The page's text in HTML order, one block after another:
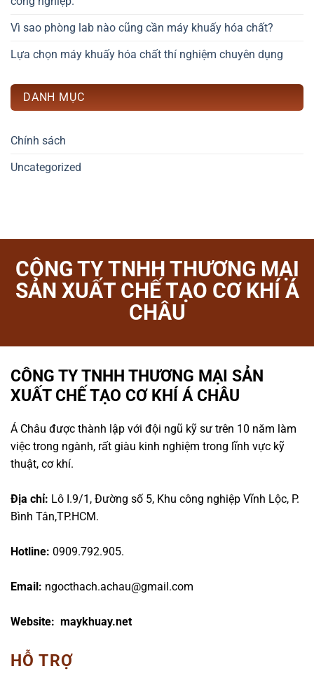
Vì sao phòng lab nào cũng cần máy khuấy hóa chất?
Lựa chọn máy khuấy hóa chất thí nghiệm chuyên dụng
DANH MỤC
Chính sách
Uncategorized
CÔNG TY TNHH THƯƠNG MẠI
SẢN XUẤT CHẾ TẠO CƠ KHÍ Á
CHÂU
CÔNG TY TNHH THƯƠNG MẠI SẢN
XUẤT CHẾ TẠO CƠ KHÍ Á CHÂU
Á Châu được thành lập với đội ngũ kỹ sư trên 10 năm làm
việc trong ngành, rất giàu kinh nghiệm trong lĩnh vực kỹ
thuật, cơ khí.
Địa chỉ: Lô I.9/1, Đường số 5, Khu công nghiệp Vĩnh Lộc, P.
Bình Tân,TP.HCM.
Hotline: 0909.792.905.
Email: ngocthach.achau@gmail.com
Website: maykhuay.net
HỖ TRỢ